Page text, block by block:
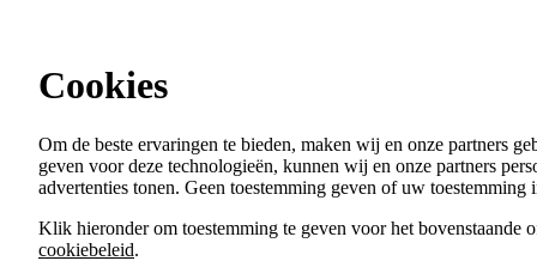
Menu
VACATURES
ORGANISATIES
Cookies
Om de beste ervaringen te bieden, maken wij en onze partners
geven voor deze technologieën, kunnen wij en onze partners
advertenties tonen. Geen toestemming geven of uw
Klik hieronder om toestemming te geven voor het bovenstaande
cookiebeleid.